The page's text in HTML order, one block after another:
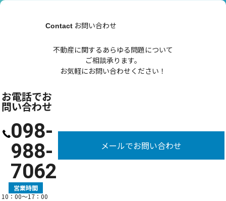
Contact お問い合わせ
不動産に関するあらゆる問題について
ご相談承ります。
お気軽にお問い合わせください！
お電話でお
問い合わせ
098-
988-
7062
営業時間
10：00〜17：00
メールでお問い合わせ